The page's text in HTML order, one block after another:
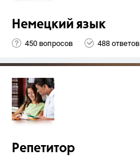
Немецкий язык
450 вопросов 488 ответов
Репетитор